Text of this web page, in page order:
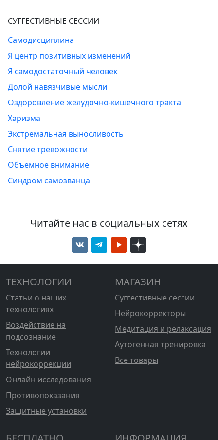
СУГГЕСТИВНЫЕ СЕССИИ
Самодисциплина
Я центр позитивных изменений
Я самодостаточный человек
Долой навязчивые мысли
Оздоровление желудочно-кишечного тракта
Харизма
Экстремальная выносливость
Снятие тревожности
Объемное внимание
Синдром самозванца
Читайте нас в социальных сетях
ТЕХНОЛОГИИ
Статьи о наших
технологиях
Воздействие на
подсознание
Технологии
нейрокоррекции
Онлайн исследования
Противопоказания
Защитные установки
МАГАЗИН
Суггестивные сессии
Нейрокорректоры
Медитация и релаксация
Аутогенная тренировка
Все товары